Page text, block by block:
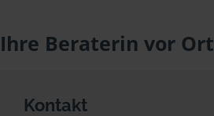
Ihre Beraterin vor Ort
Kontakt